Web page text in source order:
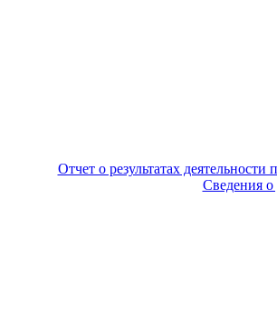
Отчет о результатах
Сведения о